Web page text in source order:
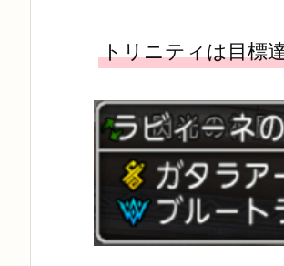
トリニティは目標